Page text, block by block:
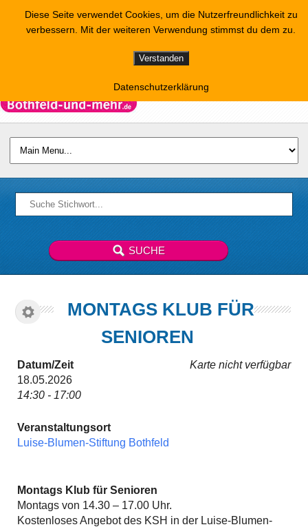
MONTAGS KLUB FÜR
SENIOREN
Karte nicht verfügbar
Datum/Zeit
18.05.2026
14:30 - 17:00
Veranstaltungsort
Luise-Blumen-Stiftung Bothfeld
Montags Klub für Senioren
Montags von 14.30 – 17.00 Uhr.
Kostenloses Angebot des KSH in der Luise-Blumen-
Diese Seite verwendet Cookies, um die Nutzerfreundlichkeit zu
verbessern. Mit der weiteren Verwendung stimmst du dem zu.
Verstanden
Datenschutzerklärung